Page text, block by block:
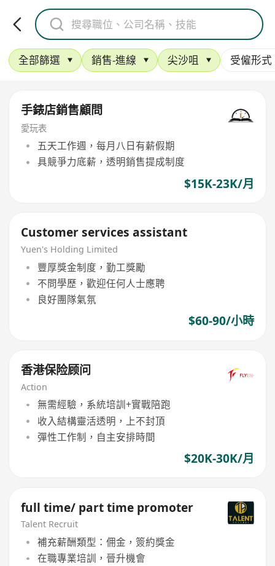
全部篩選 銷售-進線 尖沙咀 受僱形式
手錶店銷售顧問
愛玩表
五天工作週，每月八日有薪假期
具競爭力底薪，透明銷售提成制度
$15K-23K/月
Customer services assistant
Yuen's Holding Limited
豐厚獎金制度，勤工獎勵
不問學歷，歡迎任何人士應聘
良好團隊氣氛
$60-90/小時
香港保险顾问
Action
無需經驗，系統培訓+實戰陪跑
收入結構靈活透明，上不封頂
彈性工作制，自主安排時間
$20K-30K/月
full time/ part time promoter
Talent Recruit
補充薪酬類型：佣金，簽約獎金
在職專業培訓，晉升機會